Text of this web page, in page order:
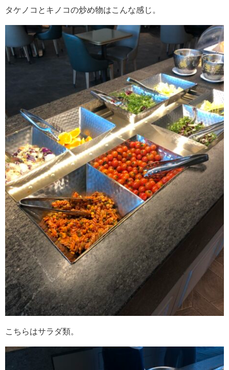
タケノコとキノコの炒め物はこんな感じ。
こちらはサラダ類。